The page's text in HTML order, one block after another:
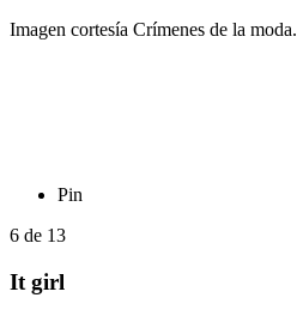
Imagen cortesía Crímenes de la moda.
Pin
6 de 13
It girl